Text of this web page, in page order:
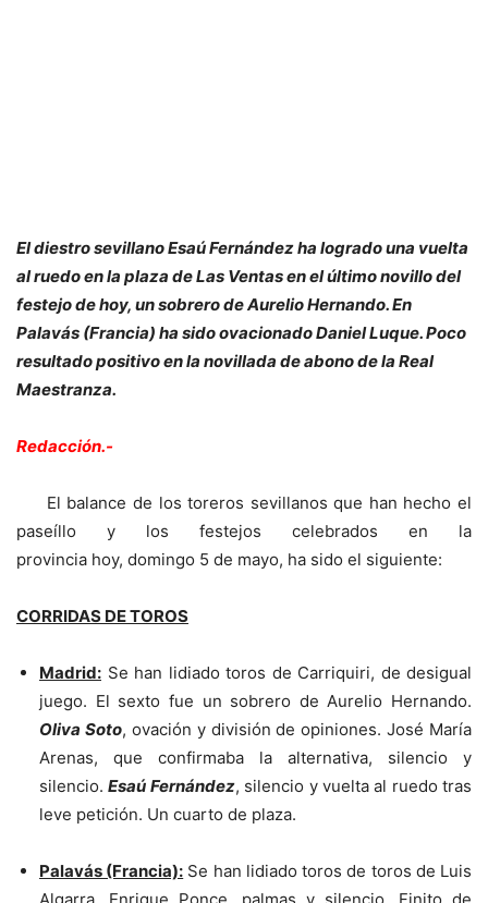
El diestro sevillano Esaú Fernández ha logrado una vuelta
al ruedo en la plaza de Las Ventas en el último novillo del
festejo de hoy, un sobrero de Aurelio Hernando. En
Palavás (Francia) ha sido ovacionado Daniel Luque. Poco
resultado positivo en la novillada de abono de la Real
Maestranza.
Redacción.-
El balance de los toreros sevillanos que han hecho el
paseíllo y los festejos celebrados en la
provincia hoy, domingo 5 de mayo, ha sido el siguiente:
CORRIDAS DE TOROS
Madrid: Se han lidiado toros de Carriquiri, de desigual
juego. El sexto fue un sobrero de Aurelio Hernando.
Oliva Soto, ovación y división de opiniones. José María
Arenas, que confirmaba la alternativa, silencio y
silencio.Esaú Fernández, silencio y vuelta al ruedo tras
leve petición. Un cuarto de plaza.
Palavás (Francia): Se han lidiado toros de toros de Luis
Algarra. Enrique Ponce, palmas y silencio. Finito de